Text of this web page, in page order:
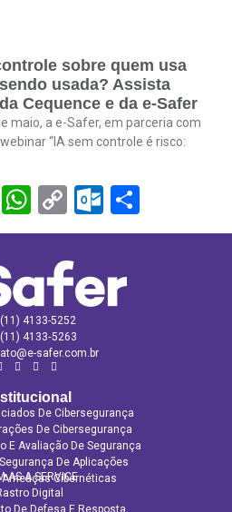
sobre quem usa
usada? Assista
Cequence e da e-Safer
maio, a e-Safer, em parceria com
“IA sem controle é risco:
LinkedIn
WhatsApp
Copy
Link
(11) 4133-5252
(11) 4133‑5263
safer.com.br
De Cibersegurança
De Cibersegurança
E Avaliação De Segurança
De Aplicações​
Cibernéticas
AS A SERVICE
Digital
De Defesa E Resposta